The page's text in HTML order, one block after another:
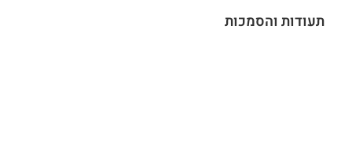
תעודות והסמכות